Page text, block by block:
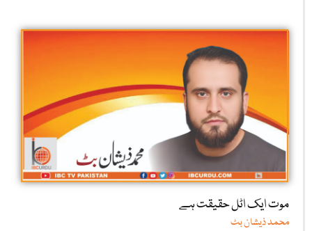
موت ایک اٹل حقیقت ہے
محمد ذیشان بٹ